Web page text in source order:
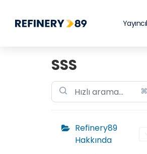
SSS
Refinery89
Hakkında